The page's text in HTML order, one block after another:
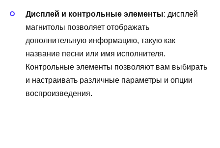
Дисплей и контрольные элементы: дисплей
магнитолы позволяет отображать
дополнительную информацию, такую как
название песни или имя исполнителя.
Контрольные элементы позволяют вам выбирать
и настраивать различные параметры и опции
воспроизведения.